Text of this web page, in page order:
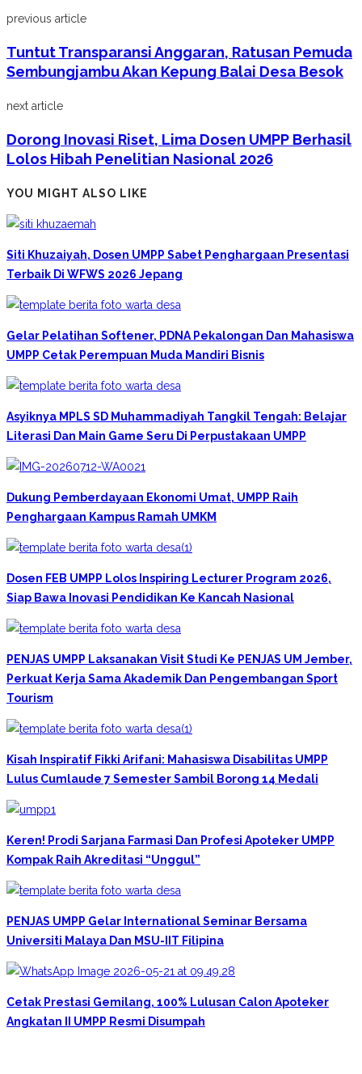
previous article
Tuntut Transparansi Anggaran, Ratusan Pemuda
Sembungjambu Akan Kepung Balai Desa Besok
next article
Dorong Inovasi Riset, Lima Dosen UMPP Berhasil
Lolos Hibah Penelitian Nasional 2026
YOU MIGHT ALSO LIKE
Siti Khuzaiyah, Dosen UMPP Sabet Penghargaan Presentasi
Terbaik Di WFWS 2026 Jepang
Gelar Pelatihan Softener, PDNA Pekalongan Dan Mahasiswa
UMPP Cetak Perempuan Muda Mandiri Bisnis
Asyiknya MPLS SD Muhammadiyah Tangkil Tengah: Belajar
Literasi Dan Main Game Seru Di Perpustakaan UMPP
Dukung Pemberdayaan Ekonomi Umat, UMPP Raih
Penghargaan Kampus Ramah UMKM
Dosen FEB UMPP Lolos Inspiring Lecturer Program 2026,
Siap Bawa Inovasi Pendidikan Ke Kancah Nasional
PENJAS UMPP Laksanakan Visit Studi Ke PENJAS UM Jember,
Perkuat Kerja Sama Akademik Dan Pengembangan Sport
Tourism
Kisah Inspiratif Fikki Arifani: Mahasiswa Disabilitas UMPP
Lulus Cumlaude 7 Semester Sambil Borong 14 Medali
Keren! Prodi Sarjana Farmasi Dan Profesi Apoteker UMPP
Kompak Raih Akreditasi “Unggul”
PENJAS UMPP Gelar International Seminar Bersama
Universiti Malaya Dan MSU-IIT Filipina
Cetak Prestasi Gemilang, 100% Lulusan Calon Apoteker
Angkatan II UMPP Resmi Disumpah